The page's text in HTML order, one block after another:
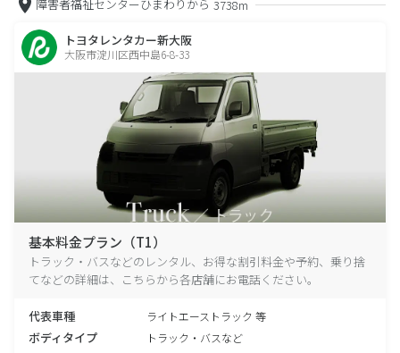
障害者福祉センターひまわりから 3738m
トヨタレンタカー新大阪
大阪市淀川区西中島6-8-33
基本料金プラン（T1）
トラック・バスなどのレンタル、お得な割引料金や予約、乗り捨
てなどの詳細は、こちらから各店舗にお電話ください。
代表車種 ライトエーストラック 等
ボディタイプ トラック・バスなど